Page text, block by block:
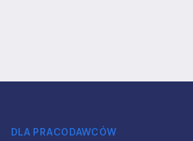
DLA PRACODAWCÓW